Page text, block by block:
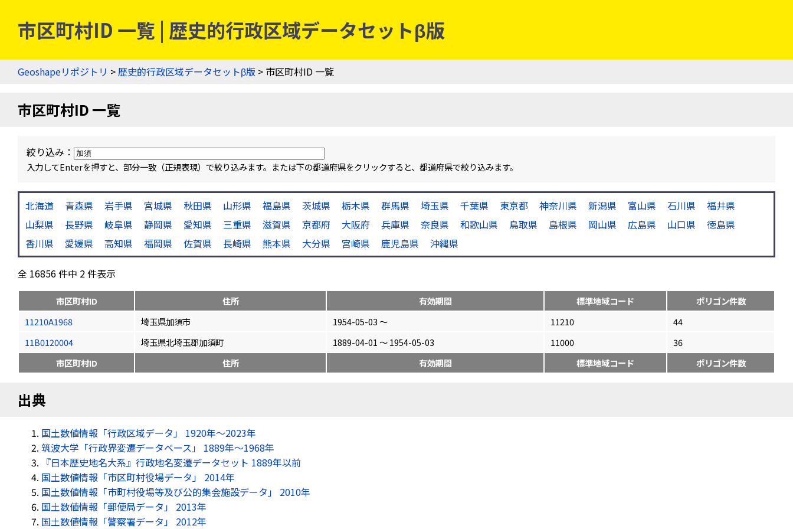
市区町村ID 一覧 | 歴史的行政区域データセットβ版
Geoshapeリポジトリ >歴史的行政区域データセットβ版 > 市区町村ID 一覧
市区町村ID 一覧
絞り込み：
入力してEnterを押すと、部分一致（正規表現）で絞り込みます。または下の都道府県をクリックすると、都道府県で絞り込みます。
北海道 青森県 岩手県 宮城県 秋田県 山形県 福島県 茨城県 栃木県 群馬県 埼玉県 千葉県 東京都 神奈川県 新潟県 富山県 石川県
福井県
山梨県
長野県 岐阜県 静岡県 愛知県 三重県 滋賀県 京都府 大阪府 兵庫県 奈良県 和歌山県 鳥取県 島根県 岡山県 広島県 山口県
徳島県
香川県
愛媛県 高知県 福岡県 佐賀県 長崎県 熊本県 大分県 宮崎県 鹿児島県 沖縄県
全 16856 件中 2 件表示
市区町村ID 住所 有効期間 標準地域コード
ポリゴン件数
11210A1968
埼玉県加須市 1954-05-03 〜 11210
44
11B0120004
埼玉県北埼玉郡加須町 1889-04-01 〜 1954-05-03 11000
36
市区町村ID
住所 有効期間 標準地域コード ポリゴン件数
出典
国土数値情報「行政区域データ」 1920年〜2023年
筑波大学「行政界変遷データベース」 1889年〜1968年
『日本歴史地名大系』行政地名変遷データセット 1889年以前
国土数値情報「市区町村役場データ」 2014年
国土数値情報「市町村役場等及び公的集会施設データ」 2010年
国土数値情報「郵便局データ」 2013年
国土数値情報「警察署データ」 2012年